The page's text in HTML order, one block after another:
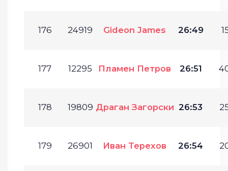
176 24919 Gideon James 26:49
177 12295 Пламен Петров 26:51
178 19809 Драган Загорски 26:53
179 26901 Иван Терехов 26:54